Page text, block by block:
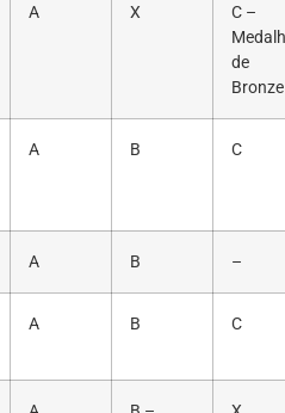
A X
C –
de
Bronze
A B C
A B –
A B C